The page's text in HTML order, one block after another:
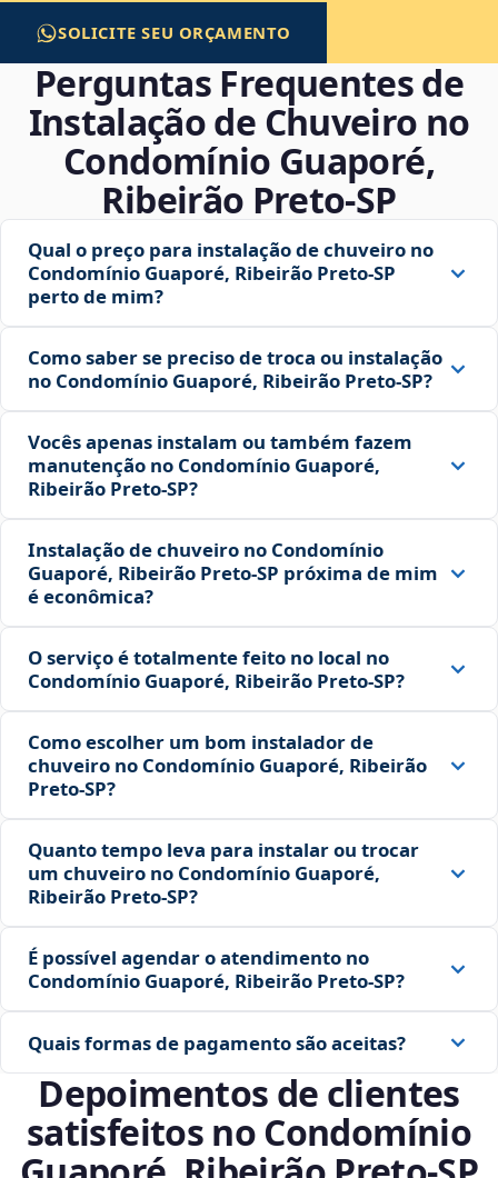
SOLICITE SEU ORÇAMENTO
Perguntas Frequentes de
Instalação de Chuveiro no
Condomínio Guaporé,
Ribeirão Preto‑SP
Qual o preço para instalação de chuveiro no
Condomínio Guaporé, Ribeirão Preto‑SP
perto de mim?
Como saber se preciso de troca ou instalação
no Condomínio Guaporé, Ribeirão Preto‑SP?
Vocês apenas instalam ou também fazem
manutenção no Condomínio Guaporé,
Ribeirão Preto‑SP?
Instalação de chuveiro no Condomínio
Guaporé, Ribeirão Preto‑SP próxima de mim
é econômica?
O serviço é totalmente feito no local no
Condomínio Guaporé, Ribeirão Preto‑SP?
Como escolher um bom instalador de
chuveiro no Condomínio Guaporé, Ribeirão
Preto‑SP?
Quanto tempo leva para instalar ou trocar
um chuveiro no Condomínio Guaporé,
Ribeirão Preto‑SP?
É possível agendar o atendimento no
Condomínio Guaporé, Ribeirão Preto‑SP?
Quais formas de pagamento são aceitas?
Depoimentos de clientes
satisfeitos no Condomínio